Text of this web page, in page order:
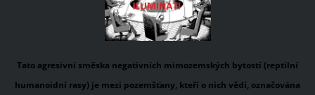
Tato agresivní směska negativních mimozemských bytostí (reptilní
humanoidní rasy) je mezi pozemšťany, kteří o nich vědí, označována